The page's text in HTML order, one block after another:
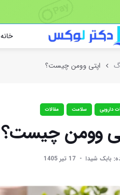
خانه
اپتی وومن چیست؟
دارویی سلامت مقالات
وومن چیست؟
بابک شیدا 17 تیر 1405